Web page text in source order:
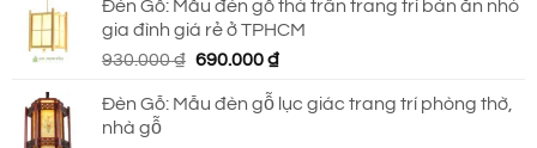
là:
990.000 ₫.
tại
là:
750.000 ₫.
Đèn Gỗ: Mẫu đèn gỗ thả trần trang trí bàn ăn nhỏ
gia đình giá rẻ ở TPHCM
930.000₫ Giá
là:
690.000₫Giá
tại
Đèn Gỗ: Mẫu đèn gỗ lục giác trang trí phòng thờ,
nhà gỗ